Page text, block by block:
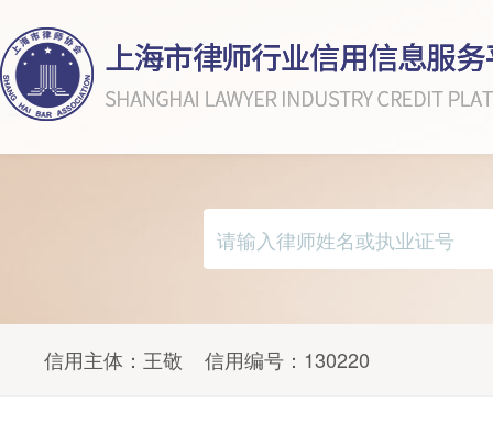
信用主体： 王敬 信用编号： 130220